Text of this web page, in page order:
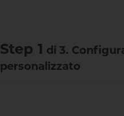
Step 1 di 3.
personalizzato